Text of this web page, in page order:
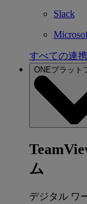
Slack
すべての連
ONEプラット
ム
デジタル ワ